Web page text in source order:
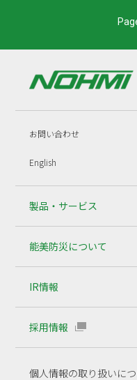
お問い合わせ
English
製品・サービス
能美防災について
IR情報
採用情報
個人情報の取り扱いに